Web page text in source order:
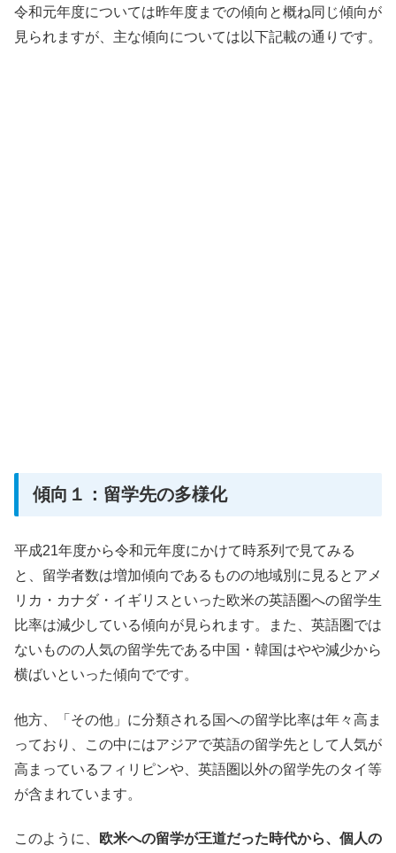
令和元年度については昨年度までの傾向と概ね同じ傾向が
見られますが、主な傾向については以下記載の通りです。
傾向１：留学先の多様化
平成21年度から令和元年度にかけて時系列で見てみる
と、留学者数は増加傾向であるものの地域別に見るとアメ
リカ・カナダ・イギリスといった欧米の英語圏への留学生
比率は減少している傾向が見られます。また、英語圏では
ないものの人気の留学先である中国・韓国はやや減少から
横ばいといった傾向でです。
他方、「その他」に分類される国への留学比率は年々高ま
っており、この中にはアジアで英語の留学先として人気が
高まっているフィリピンや、英語圏以外の留学先のタイ等
が含まれています。
このように、
欧米への留学が王道だった時代から、個人の